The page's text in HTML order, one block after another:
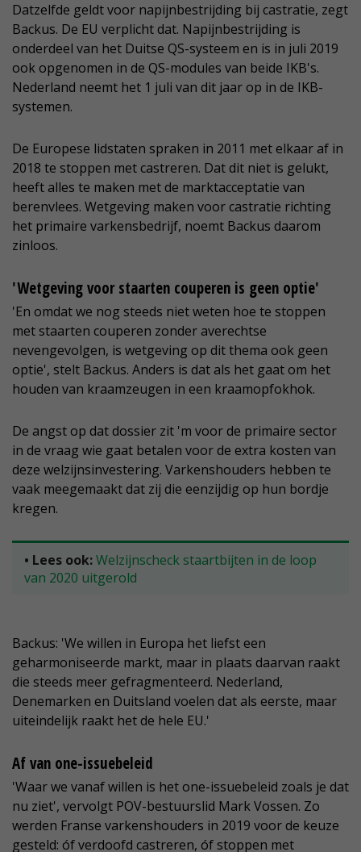
Datzelfde geldt voor napijnbestrijding bij castratie, zegt
Backus. De EU verplicht dat. Napijnbestrijding is
onderdeel van het Duitse QS-systeem en is in juli 2019
ook opgenomen in de QS-modules van beide IKB's.
Nederland neemt het 1 juli van dit jaar op in de IKB-
systemen.
De Europese lidstaten spraken in 2011 met elkaar af in
2018 te stoppen met castreren. Dat dit niet is gelukt,
heeft alles te maken met de marktacceptatie van
berenvlees. Wetgeving maken voor castratie richting
het primaire varkensbedrijf, noemt Backus daarom
zinloos.
'Wetgeving voor staarten couperen is geen optie'
'En omdat we nog steeds niet weten hoe te stoppen
met staarten couperen zonder averechtse
nevengevolgen, is wetgeving op dit thema ook geen
optie', stelt Backus. Anders is dat als het gaat om het
houden van kraamzeugen in een kraamopfokhok.
De angst op dat dossier zit 'm voor de primaire sector
in de vraag wie gaat betalen voor de extra kosten van
deze welzijnsinvestering. Varkenshouders hebben te
vaak meegemaakt dat zij die eenzijdig op hun bordje
kregen.
• Lees ook:Welzijnscheck staartbijten in de loop
van 2020 uitgerold
Backus: 'We willen in Europa het liefst een
geharmoniseerde markt, maar in plaats daarvan raakt
die steeds meer gefragmenteerd. Nederland,
Denemarken en Duitsland voelen dat als eerste, maar
uiteindelijk raakt het de hele EU.'
Af van one-issuebeleid
'Waar we vanaf willen is het one-issuebeleid zoals je dat
nu ziet', vervolgt POV-bestuurslid Mark Vossen. Zo
werden Franse varkenshouders in 2019 voor de keuze
gesteld: óf verdoofd castreren, óf stoppen met